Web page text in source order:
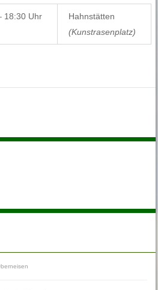
18:30 Uhr
Hahnstätten
(Kunstrasenplatz)